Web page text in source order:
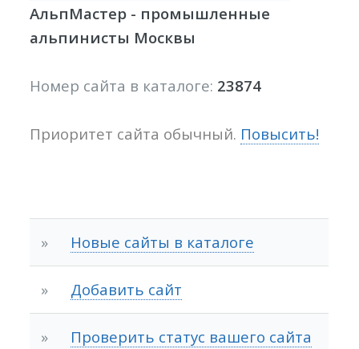
АльпМастер - промышленные
альпинисты Москвы
Номер сайта в каталоге: 23874
Приоритет сайта обычный. Повысить!
» Новые сайты в каталоге
» Добавить сайт
» Проверить статус вашего сайта